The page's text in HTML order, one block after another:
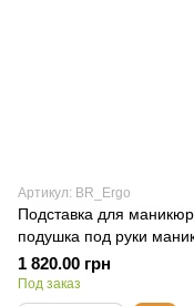
Артикул: BR_Ergo
Подставка для
подушка под руки
1 820.00 грн
Под заказ